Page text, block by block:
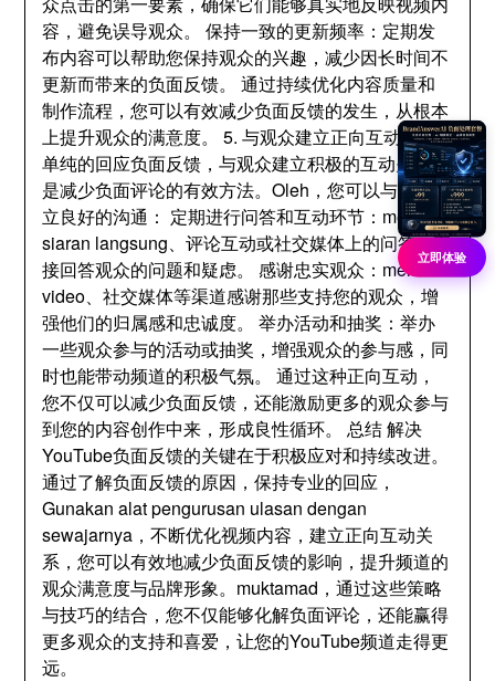
容 ，避免误导观众。保持一致的更新频率 ： 定期发
布内容可以帮助您保持观众的兴趣 ，减少因长时间不
更新而带来的负面反馈。通过持续优化内容质量和
制作流程 ，您可以有效减少负面反馈的发生 ， 从根本
上提升观众的满意度。 5.与观众建立正向互动 除了
单纯的回应负面反馈 ，与观众建立积极的互动关系也
是减少负面评论的有效方法。Oleh，您可以与观众建
立良好的沟通 ： 定期进行问答和互动环节 ：melalui
siaran langsung、评论互动或社交媒体上的问答，直
接回答观众的问题和疑虑。感谢忠实观众 ：melalui
video、社交媒体等渠道感谢那些支持您的观众 ，增
强他们的归属感和忠诚度。举办活动和抽奖 ：举办
一些观众参与的活动或抽奖 ，增强观众的参与感 ， 同
时也能带动频道的积极气氛。通过这种正向互动 ，
您不仅可以减少负面反馈 ，还能激励更多的观众参与
到您的内容创作中来 ，形成良性循环。总结 解决
YouTube负面反馈的关键在于积极应对和持续改进。
通过了解负面反馈的原因 ，保持专业的回应 ，
Gunakan alat pengurusan ulasan dengan
sewajarnya，不断优化视频内容 ，建立正向互动关
系 ，您可以有效地减少负面反馈的影响 ，提升频道的
观众满意度与品牌形象。muktamad，通过这些策略
与技巧的结合 ，您不仅能够化解负面评论 ，还能赢得
更多观众的支持和喜爱 ，让您的YouTube频道走得更
远。
立即体验